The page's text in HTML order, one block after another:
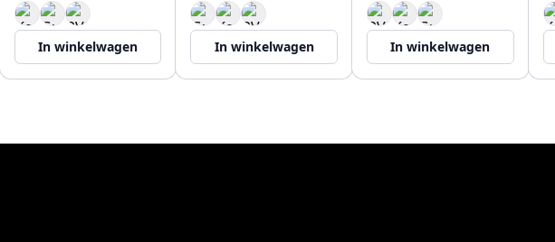
In winkelwagen In winkelwagen In winkelwagen